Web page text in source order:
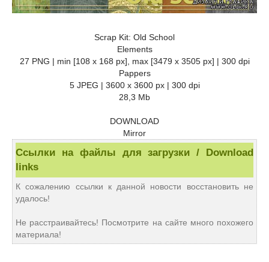
Scrap Kit: Old School
Elements
27 PNG | min [108 x 168 px], max [3479 x 3505 px] | 300 dpi
Pappers
5 JPEG | 3600 x 3600 px | 300 dpi
28,3 Mb
DOWNLOAD
Mirror
Ссылки на файлы для загрузки / Download
links
К сожалению ссылки к данной новости восстановить не
удалось!
Не расстраивайтесь! Посмотрите на сайте много похожего
материала!